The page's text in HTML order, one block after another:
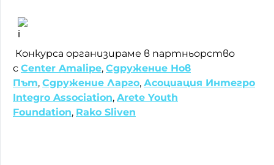
Конкурса организираме в партньорство
с Center Amalipe, Сдружение Нов
Път, Сдружение Ларго, Асоциация Интегро
Integro Association, Arete Youth
Foundation, Rako Sliven